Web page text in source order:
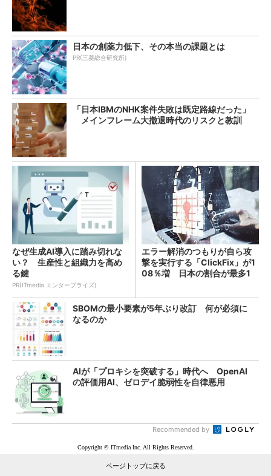
日本の創薬力低下、その本当の課題とは
PR(三菱総合研究所)
「日本IBMのNHK案件失敗は既定路線だった」
メインフレーム大撤退時代のリスクと教訓
なぜ生成AI導入に踏み切れな
い？ 生産性と組織力を高め
る鍵
PR(ITmedia エンタープライズ)
エラー解消のつもりが自ら攻
撃を実行する「ClickFix」が1
08％増 日本の割合が最多1
SBOMの最小要素が5年ぶり改訂 何が必須に
なるのか
AIが「プロキシを突破する」時代へ OpenAI
の評価用AI、ゼロデイ脆弱性を自律悪用
Recommended by
Copyright © ITmedia Inc. All Rights Reserved.
ページトップに戻る